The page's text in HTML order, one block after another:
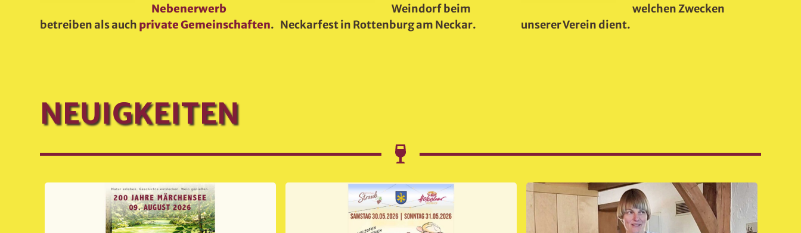
Nebenerwerb
betreiben als auch private Gemeinschaften.
Weindorf beim
Neckarfest in Rottenburg am Neckar.
welchen Zwecken
unserer Verein dient.
NEUIGKEITEN